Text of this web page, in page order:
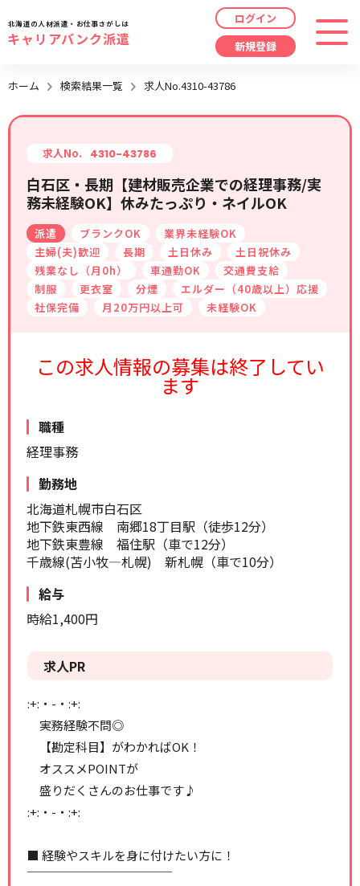
職種 指定なし
給与 時給/日給/月給から選択
こだわり 指定なし
キーワード 指定なし
リセット 検索する
最近見た求人
最近利用した検索条件
検索履歴はありません。
北海道の人材派遣・お仕事さがしは
キャリアバンク派遣
ログイン
新規登録
ホーム 検索結果一覧 求人No.4310-43786
求人No. 4310-43786
白石区・長期【建材販売企業での経理事務/実
務未経験OK】休みたっぷり・ネイルOK
派遣 ブランクOK
業界未経験OK
主婦(夫)歓迎
長期 土日休み
土日祝休み
残業なし（月0h）
車通勤OK
交通費支給
制服
更衣室 分煙
エルダー（40歳以上）応援
社保完備
月20万円以上可 未経験OK
この求人情報の募集は終了してい
ます
職種
経理事務
勤務地
北海道札幌市白石区
地下鉄東西線 南郷18丁目駅（徒歩12分）
地下鉄東豊線 福住駅（車で12分）
千歳線(苫小牧―札幌) 新札幌（車で10分）
給与
時給1,400円
求人PR
:+:・-・:+:
実務経験不問◎
【勘定科目】がわかればOK！
オススメPOINTが
盛りだくさんのお仕事です♪
:+:・-・:+:
■ 経験やスキルを身に付けたい方に！
￣￣￣￣￣￣￣￣￣￣￣￣